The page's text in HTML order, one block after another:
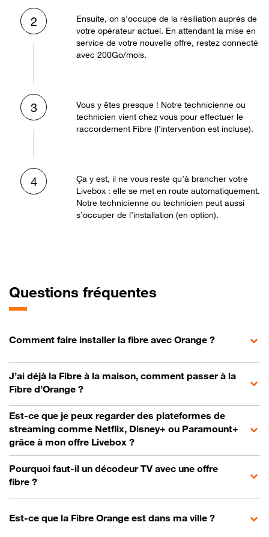
2
Ensuite, on s’occupe de la résiliation auprès de
votre opérateur actuel. En attendant la mise en
service de votre nouvelle offre, restez connecté
avec 200Go/mois.
3
Vous y êtes presque ! Notre technicienne ou
technicien vient chez vous pour effectuer le
raccordement Fibre (l’intervention est incluse).
4
Ça y est, il ne vous reste qu’à brancher votre
Livebox : elle se met en route automatiquement.
Notre technicienne ou technicien peut aussi
s’occuper de l’installation (en option).
Questions fréquentes
Comment faire installer la fibre avec Orange ?
J’ai déjà la Fibre à la maison, comment passer à la
Fibre d’Orange ?
Est-ce que je peux regarder des plateformes de
streaming comme Netflix, Disney+ ou Paramount+
grâce à mon offre Livebox ?
Pourquoi faut-il un décodeur TV avec une offre
fibre ?
Est-ce que la Fibre Orange est dans ma ville ?